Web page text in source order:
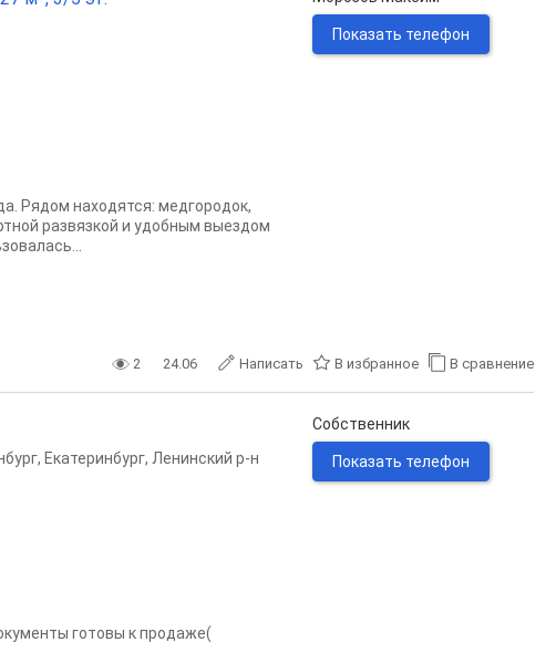
Рядом находятся: медгородок,
развязкой и удобным выездом
Показать телефон
2 24.06 Написать В избранное В сравнение
, Екатеринбург, Ленинский р-н
готовы к продаже(
Собственник
Показать телефон